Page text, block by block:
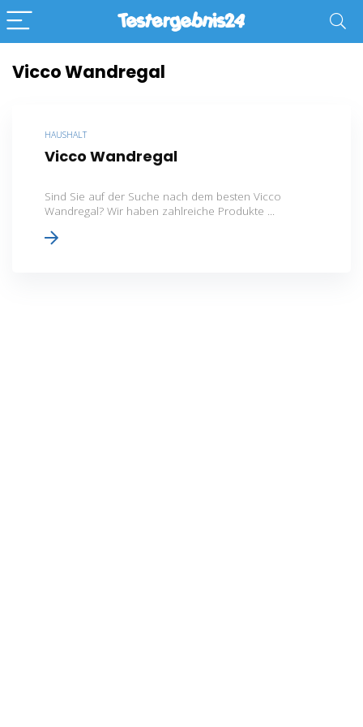
Vicco Wandregal
HAUSHALT
Vicco Wandregal
Sind Sie auf der Suche nach dem besten Vicco
Wandregal? Wir haben zahlreiche Produkte ...